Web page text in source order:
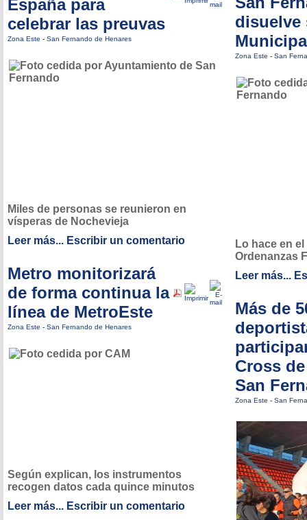
España para
celebrar las preuvas
Zona Este - San Fernando de Henares
Miles de personas se reunieron en
vísperas de Nochevieja
Leer más... Escribir un comentario
Metro monitorizará
de forma continua la
línea de MetroEste
Zona Este - San Fernando de Henares
Según explican, los instrumentos
recogen datos cada quince minutos
Leer más... Escribir un comentario
disuelve
Zona Este - San
Lo hace en
Ordenanzas
Leer más...
Más de
Cross
San
Zona Este - San